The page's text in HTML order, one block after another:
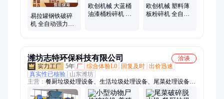
易拉罐钢铁破碎
机 全自动强力撕
欧创机械 大蓝桶
油漆桶粉碎机 全
欧创机械 塑料薄
板粉碎机 全自动
潍坊志特环保科技有限公司
洽谈
5年 厂 综合体验L0 回复及时 出价迅速
真实性已核验
山东潍坊
主营： 餐厨垃圾处理设备、生活垃圾处理设备、尾菜处理设备、
撕碎机、无害化处理设备、医疗废物处理设备